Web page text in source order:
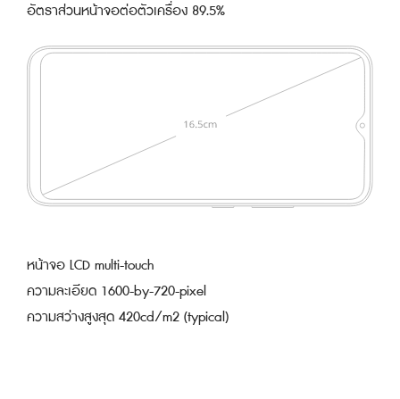
อัตราส่วนหน้าจอต่อตัวเครื่อง 89.5%
หน้าจอ LCD multi-touch
ความละเอียด 1600-by-720-pixel
ความสว่างสูงสุด 420cd/m2 (typical)